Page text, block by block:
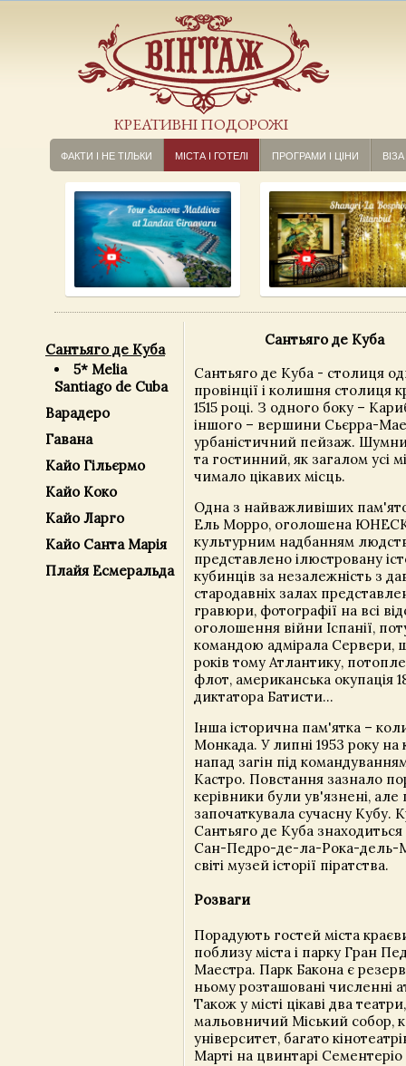
КРЕАТИВНІ ПОДОРОЖІ
ФАКТИ І НЕ ТІЛЬКИ МІСТА І ГОТЕЛІ ПРОГРАМИ І ЦІНИ ВІЗА
Сантьяго де Куба
5* Melia
Santiago de Cuba
Варадеро
Гавана
Кайо Гільєрмо
Кайо Коко
Кайо Ларго
Кайо Санта Марія
Плайя Есмеральда
Сантьяго де Куба
Сантьяго де Куба - столиця
провінції і колишня столиця
1515 році. З одного боку –
іншого – вершини Сьєрра-
урбаністичний пейзаж.
та гостинний, як загалом усі
чимало цікавих місць.
Одна з найважливіших
Ель Морро, оголошена
культурним надбанням
представлено ілюстровану
кубинців за незалежність з
стародавніх залах
гравюри, фотографії на всі
оголошення війни Іспанії,
командою адмірала Сервери,
років тому Атлантику,
флот, американська окупація
диктатора Батисти...
Інша історична пам'ятка –
Монкада. У липні 1953 року на
напад загін під
Кастро. Повстання зазнало
керівники були ув'язнені, але
започаткувала сучасну Кубу.
Сантьяго де Куба
Сан-Педро-де-ла-Рока-дель-
світі музей історії піратства.
Розваги
Порадують гостей міста
поблизу міста і парку Гран
Маестра. Парк Бакона є
ньому розташовані численні
Також у місті цікаві два
мальовничий Міський собор,
університет, багато
Марті на цвинтарі Сементеріо